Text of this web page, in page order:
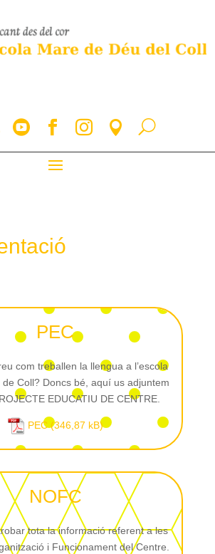
PEC
com treballen la llengua a l’escola
Coll? Doncs bé, aquí us adjuntem
EDUCATIU DE CENTRE.
PEC
NOFC
tota la informació referent a les
i Funcionament del Centre.